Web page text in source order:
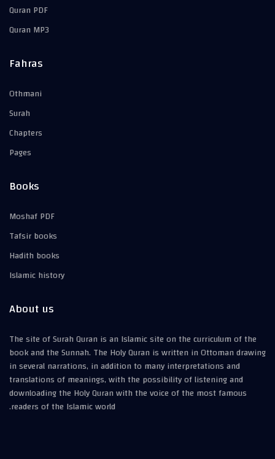
Quran PDF
Quran MP3
Fahras
Othmani
Surah
Chapters
Pages
Books
Moshaf PDF
Tafsir books
Hadith books
Islamic history
About us
The site of Surah Quran is an Islamic site on the curriculum of the
book and the Sunnah. The Holy Quran is written in Ottoman drawing
in several narrations, in addition to many interpretations and
translations of meanings, with the possibility of listening and
downloading the Holy Quran with the voice of the most famous
readers of the Islamic world.